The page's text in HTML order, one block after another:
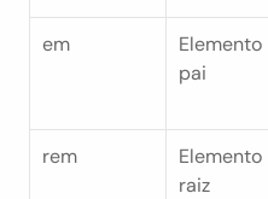
em
Elemento
pai
rem
Elemento
raiz